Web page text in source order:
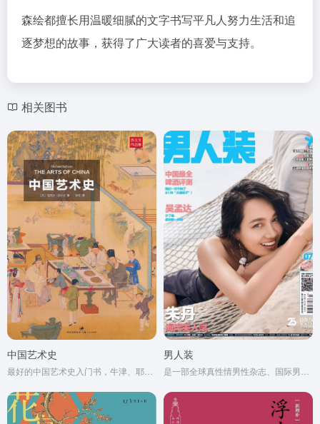
森绘都擅长用温暖细腻的文字书写平凡人努力生活和追
逐梦想的故事，获得了广大读者的喜爱与支持。
相关图书
中国艺术史 男人装